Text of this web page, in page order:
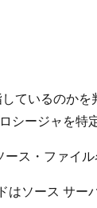
ているのか
ージャを特
ス・ファイル
はソース サー